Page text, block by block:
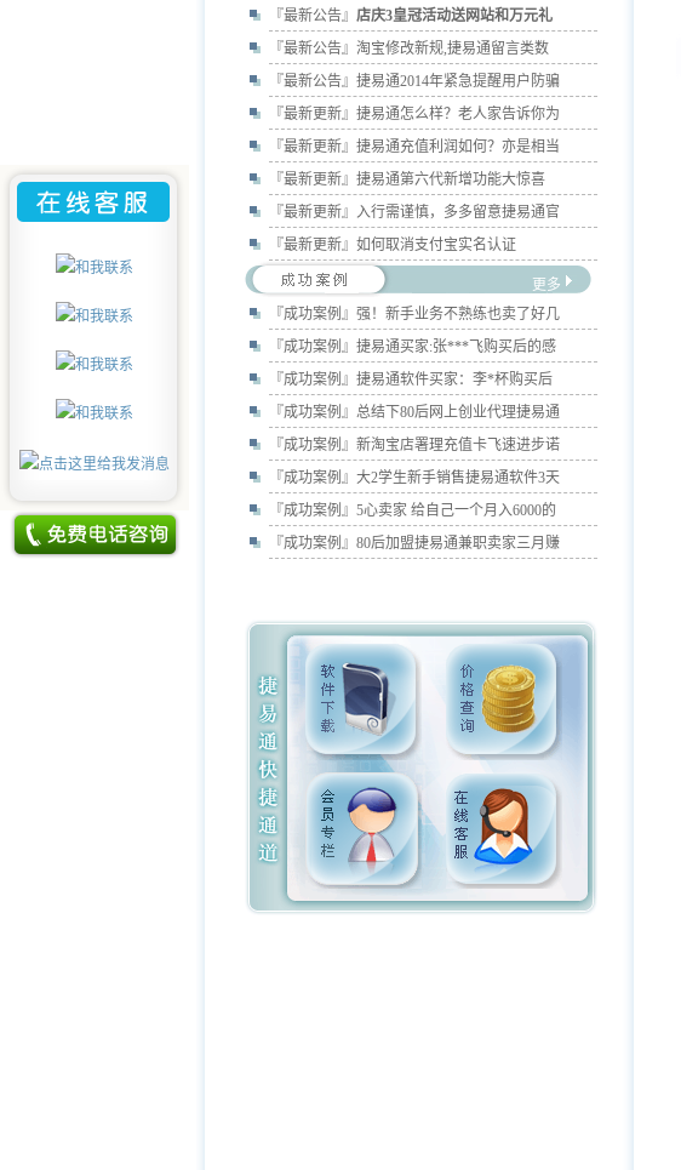
『最新公告』 店庆3皇冠活动送网站和万元礼
『最新公告』 淘宝修改新规,捷易通留言类数
『最新公告』 捷易通2014年紧急提醒用户防骗
『最新更新』 捷易通怎么样？老人家告诉你为
『最新更新』 捷易通充值利润如何？亦是相当
『最新更新』 捷易通第六代新增功能大惊喜
『最新更新』 入行需谨慎，多多留意捷易通官
『最新更新』 如何取消支付宝实名认证
更多
『成功案例』 强！新手业务不熟练也卖了好几
『成功案例』 捷易通买家:张***飞购买后的感
『成功案例』 捷易通软件买家：李*杯购买后
『成功案例』 总结下80后网上创业代理捷易通
『成功案例』 新淘宝店署理充值卡飞速进步诺
『成功案例』 大2学生新手销售捷易通软件3天
『成功案例』 5心卖家 给自己一个月入6000的
『成功案例』 80后加盟捷易通兼职卖家三月赚